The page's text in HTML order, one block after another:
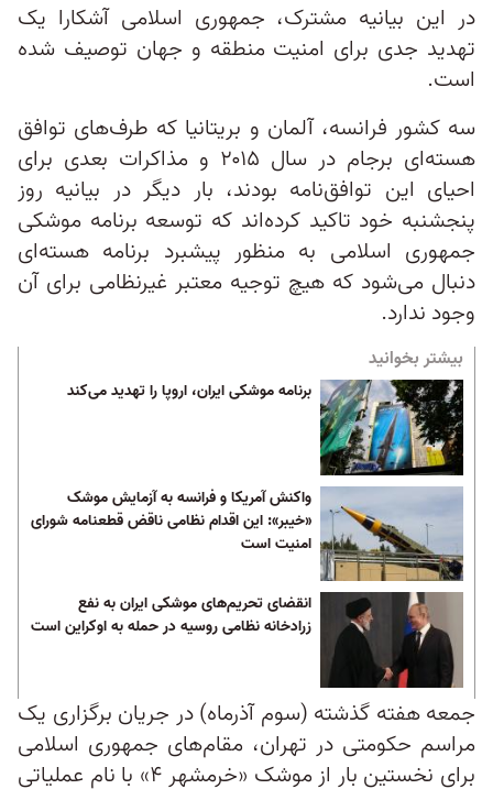
در این بیانیه مشترک، جمهوری اسلامی آشکارا یک
تهدید جدی برای امنیت منطقه و جهان توصیف شده
است.
سه کشور فرانسه، آلمان و بریتانیا که طرف‌های توافق
هسته‌ای برجام در سال ۲۰۱۵ و مذاکرات بعدی برای
احیای این توافق‌نامه بودند، بار دیگر در بیانیه روز
پنجشنبه خود تاکید کرده‌اند که توسعه برنامه موشکی
جمهوری اسلامی به‌ منظور پیشبرد برنامه هسته‌‌ای
دنبال می‌شود که هیچ توجیه معتبر غیرنظامی برای آن
وجود ندارد.
بیشتر بخوانید
برنامه موشکی ایران، اروپا را تهدید می‌کند
واکنش آمریکا و فرانسه به آزمایش موشک
«خیبر»: این اقدام نظامی ناقض قطعنامه شورای
امنیت است
انقضای تحریم‌‌های موشکی ایران به نفع
زرادخانه نظامی روسیه در حمله به اوکراین است
جمعه هفته گذشته (سوم آذرماه) در جریان برگزاری یک
مراسم حکومتی در تهران، مقام‌های جمهوری اسلامی
برای نخستین بار از موشک «خرمشهر ۴» با نام عملیاتی